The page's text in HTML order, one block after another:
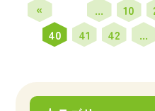
«
先
... 10
40
41 42 ...